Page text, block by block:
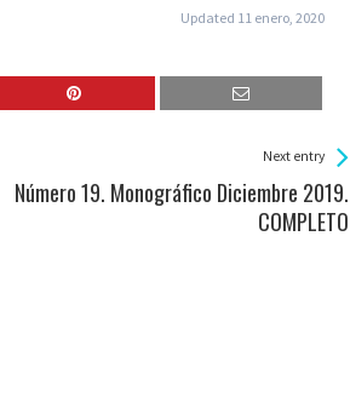
Updated 11 enero, 2020
Next entry
Número 19. Monográfico Diciembre 2019.
COMPLETO